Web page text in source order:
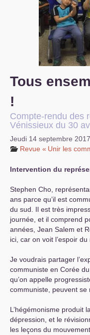
Tous
!
Compte-rendu des
Vénissieux du 30
Jeudi 14 septembre 2017
Revue « Unir les
Intervention du
Stephen Cho,
ans parce qu’il est
du sud. Il est très
journée, et il comprend
années, Jean Salem et
ici, car on voit l’espoir
Je voudrais partager
communiste en Corée
qu’on appelle
communiste, peuvent se
L’hégémonisme produit
dépression, et le
les leçons du